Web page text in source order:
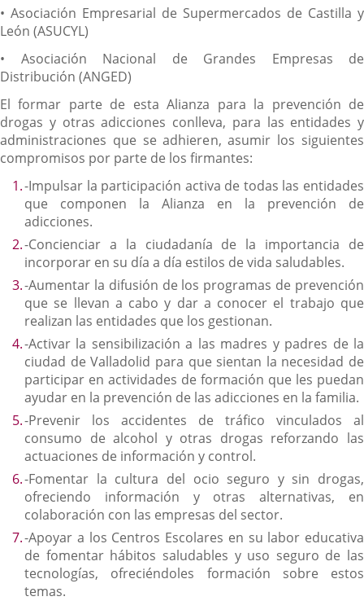
• Asociación Empresarial de Supermercados de Castilla y
León (ASUCYL)
• Asociación Nacional de Grandes Empresas de
Distribución (ANGED)
El formar parte de esta Alianza para la prevención de
drogas y otras adicciones conlleva, para las entidades y
administraciones que se adhieren, asumir los siguientes
compromisos por parte de los firmantes:
-Impulsar la participación activa de todas las entidades
que componen la Alianza en la prevención de
adicciones.
-Concienciar a la ciudadanía de la importancia de
incorporar en su día a día estilos de vida saludables.
-Aumentar la difusión de los programas de prevención
que se llevan a cabo y dar a conocer el trabajo que
realizan las entidades que los gestionan.
-Activar la sensibilización a las madres y padres de la
ciudad de Valladolid para que sientan la necesidad de
participar en actividades de formación que les puedan
ayudar en la prevención de las adicciones en la familia.
-Prevenir los accidentes de tráfico vinculados al
consumo de alcohol y otras drogas reforzando las
actuaciones de información y control.
-Fomentar la cultura del ocio seguro y sin drogas,
ofreciendo información y otras alternativas, en
colaboración con las empresas del sector.
-Apoyar a los Centros Escolares en su labor educativa
de fomentar hábitos saludables y uso seguro de las
tecnologías, ofreciéndoles formación sobre estos
temas.